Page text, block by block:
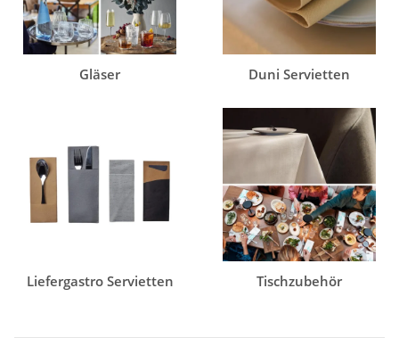
Gläser Duni Servietten
Liefergastro Servietten Tischzubehör